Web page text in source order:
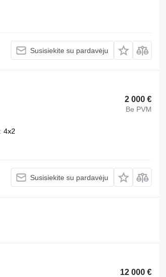
Susisiekite su pardavėju
2 000 €
Be PVM
4x2
Susisiekite su pardavėju
12 000 €